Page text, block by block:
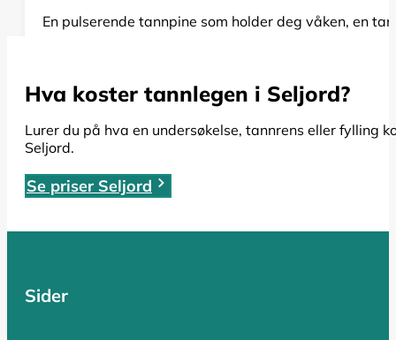
En pulserende tannpine som holder deg våken, en
SIST OPPDATERT 19. OKTOBER 2025
Har du fått beskjed om at du trenger en rotfylling,
SIST OPPDATERT 17. OKTOBER 2025
Hva koster tannlegen i Seljord?
Lurer du på hva en undersøkelse, tannrens eller fylling
Seljord.
Se priser Seljord
Sider